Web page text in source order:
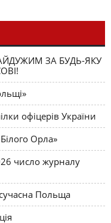
й тактики
ЗА БУДЬ-ЯКУ
офіцерів України
Орла»
число журналу
Польща